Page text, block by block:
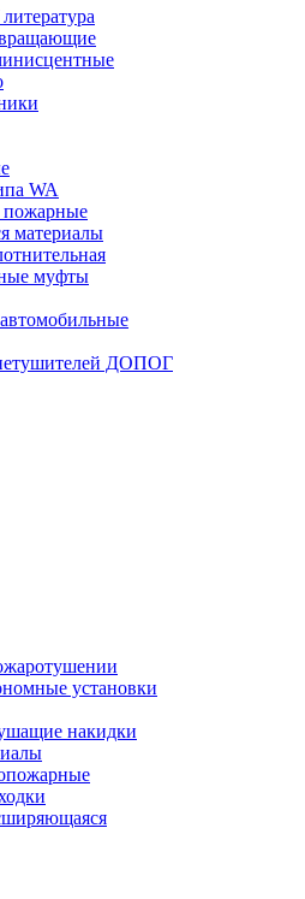
WA
материалы
муфты
ДОПОГ
установки
накидки